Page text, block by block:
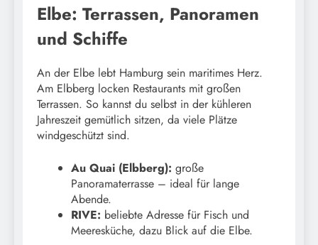
Elbe: Terrassen, Panoramen
und Schiffe
An der Elbe lebt Hamburg sein maritimes Herz.
Am Elbberg locken Restaurants mit großen
Terrassen. So kannst du selbst in der kühleren
Jahreszeit gemütlich sitzen, da viele Plätze
windgeschützt sind.
Au Quai (Elbberg): große
Panoramaterrasse – ideal für lange
Abende.
RIVE: beliebte Adresse für Fisch und
Meeresküche, dazu Blick auf die Elbe.